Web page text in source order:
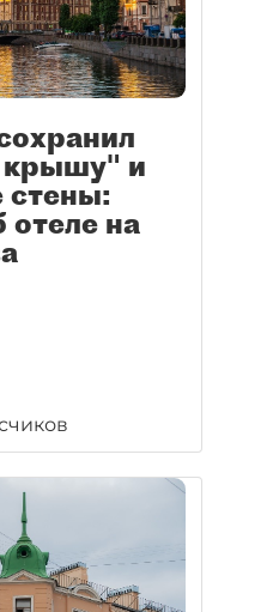
и
стены:
отеле на